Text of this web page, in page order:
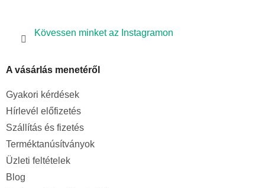
Kövessen minket az Instagramon
A vásárlás menetéről
Gyakori kérdések
Hírlevél előfizetés
Szállítás és fizetés
Terméktanúsítványok
Üzleti feltételek
Blog